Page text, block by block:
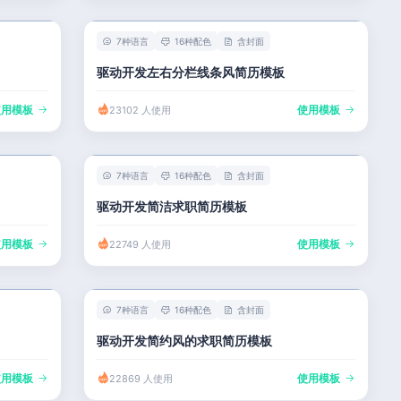
模板
7种语言 16种配色 含封面
驱动开发左右分栏线条风简历模板
23102 人使用 使用模板
模板
7种语言 16种配色 含封面
驱动开发简洁求职简历模板
22749 人使用 使用模板
模板
7种语言 16种配色 含封面
驱动开发简约风的求职简历模板
22869 人使用 使用模板